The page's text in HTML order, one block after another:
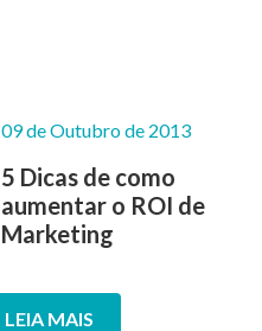
09 de Outubro de 2013
5 Dicas de como
aumentar o ROI de
Marketing
LEIA MAIS